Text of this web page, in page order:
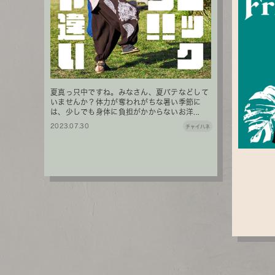
夏真っ只中ですね。みなさん、夏バテなどして
いませんか？体力が奪われがちな暑い季節に
は、少しでも身体に負担がかからないお洋...
2023.07.30 チャイハネ